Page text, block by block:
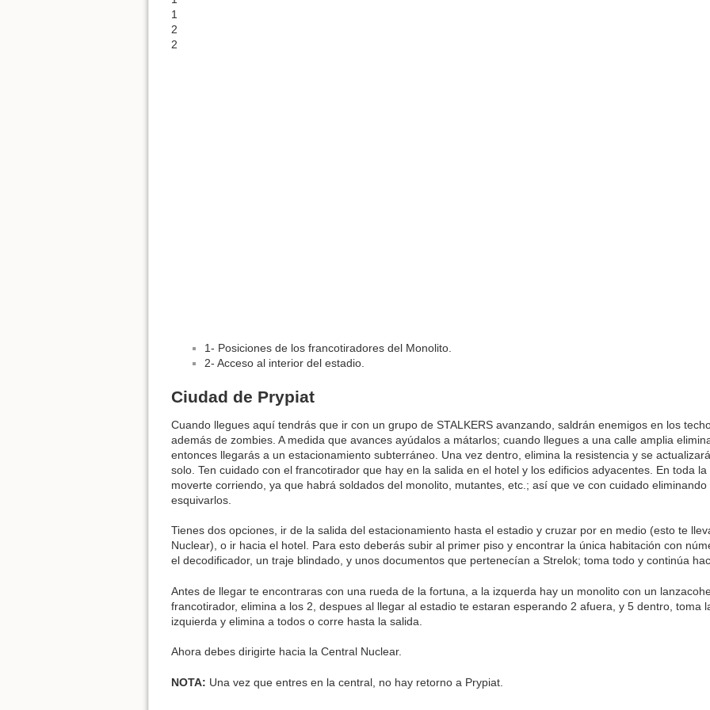
1
2
2
1- Posiciones de los francotiradores del Monolito.
2- Acceso al interior del estadio.
Ciudad de Prypiat
Cuando llegues aquí tendrás que ir con un grupo de STALKERS avanzando, saldrán enemigos en los
además de zombies. A medida que avances ayúdalos a mátarlos; cuando llegues a una calle amplia
entonces llegarás a un estacionamiento subterráneo. Una vez dentro, elimina la resistencia y se
solo. Ten cuidado con el francotirador que hay en la salida en el hotel y los edificios adyacentes. En toda
moverte corriendo, ya que habrá soldados del monolito, mutantes, etc.; así que ve con cuidado
esquivarlos.
Tienes dos opciones, ir de la salida del estacionamiento hasta el estadio y cruzar por en medio (esto te
Nuclear), o ir hacia el hotel. Para esto deberás subir al primer piso y encontrar la única habitación con
el decodificador, un traje blindado, y unos documentos que pertenecían a Strelok; toma todo y continúa
Antes de llegar te encontraras con una rueda de la fortuna, a la izquerda hay un monolito con un
francotirador, elimina a los 2, despues al llegar al estadio te estaran esperando 2 afuera, y 5 dentro, toma
izquierda y elimina a todos o corre hasta la salida.
Ahora debes dirigirte hacia la Central Nuclear.
NOTA: Una vez que entres en la central, no hay retorno a Prypiat.